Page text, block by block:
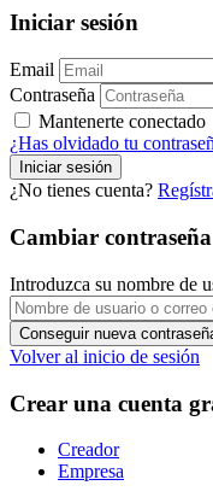
Iniciar sesión
Email
Contraseña
Mantenerte conectado
¿Has olvidado tu
¿No tienes cuenta?
Cambiar contraseña
Introduzca su nombre de
Volver al inicio de sesión
Crear una cuenta
Creador
Empresa